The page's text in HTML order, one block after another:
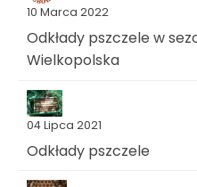
10 Marca 2022
Odkłady pszczele w
Wielkopolska
04 Lipca 2021
Odkłady pszczele